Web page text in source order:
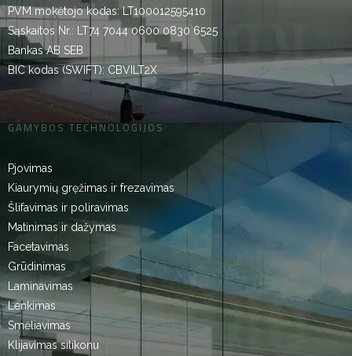
PVM mokėtojo kodas: LT100012595410
Sąskaitos Nr.: LT74 7044 0600 0830 6525
Bankas AB SEB
BIC kodas (SWIFT): CBVILT2X
GAMYBOS TECHNOLOGIJOS
Pjovimas
Kiaurymių gręžimas ir frezavimas
Šlifavimas ir poliravimas
Matinimas ir dažymas
Facetavimas
Grūdinimas
Laminavimas
Lenkimas
Smėliavimas
Klijavimas silikonu